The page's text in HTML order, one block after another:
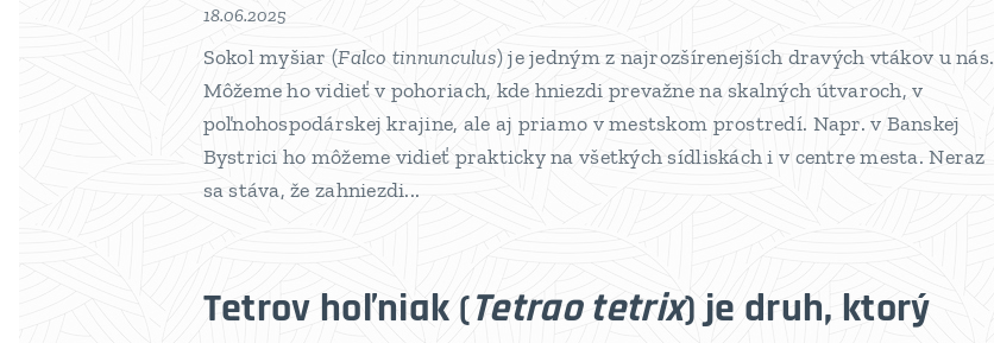
18.06.2025
Sokol myšiar (Falco tinnunculus) je jedným z najrozšírenejších dravých vtákov u nás.
Môžeme ho vidieť v pohoriach, kde hniezdi prevažne na skalných útvaroch, v
poľnohospodárskej krajine, ale aj priamo v mestskom prostredí. Napr. v Banskej
Bystrici ho môžeme vidieť prakticky na všetkých sídliskách i v centre mesta. Neraz
sa stáva, že zahniezdi...
Tetrov hoľniak (Tetrao tetrix) je druh, ktorý